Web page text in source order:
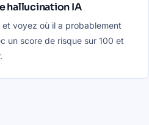
hallucination IA
voyez où il a probablement
un score de risque sur 100 et